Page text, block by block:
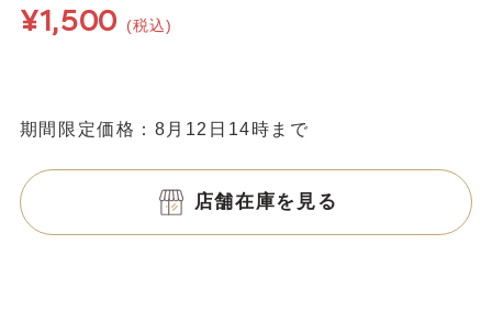
¥1,500 (税込)
期間限定価格：8月12日14時まで
店舗在庫を見る